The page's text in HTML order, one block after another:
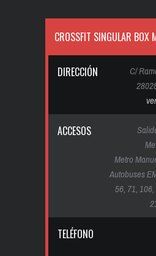
CROSSFIT SINGULAR BOX
DIRECCIÓN
C/
ACCESOS
Metro
Autobuses
56, 71,
TELÉFONO